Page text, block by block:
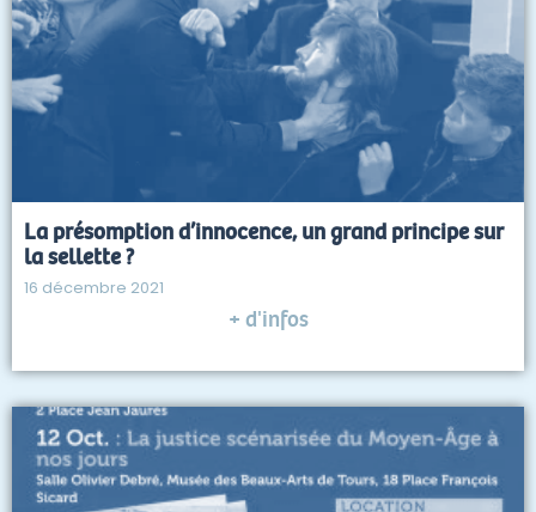
La présomption d’innocence, un grand principe sur
la sellette ?
16 décembre 2021
+ d'infos